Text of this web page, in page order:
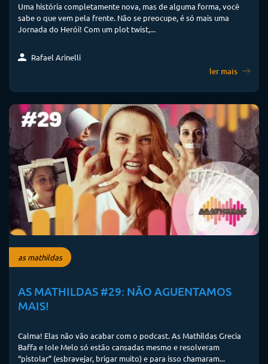
Uma história completamente nova, mas de alguma forma, você
sabe o que vem pela frente. Não se preocupe, é só mais uma
Jornada do Herói! Com um plot twist,...
Rafael Arinelli
ler mais
as mathildas
AS MATHILDAS #29: NÃO AGUENTAMOS
MAIS!
Calma! Elas não vão acabar com o podcast. As Mathildas Grecia
Baffa e Iole Melo só estão cansadas mesmo e resolveram
“pistolar” (esbravejar, brigar muito) e para isso chamaram...